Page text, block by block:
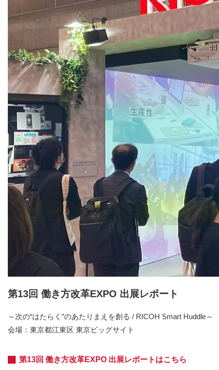
第13回 働き方改革EXPO 出展レポート
～次の“はたらく”のあたりまえを創る / RICOH Smart Huddle～
会場：東京都江東区 東京ビッグサイト
第13回 働き方改革EXPO 出展レポートはこちら